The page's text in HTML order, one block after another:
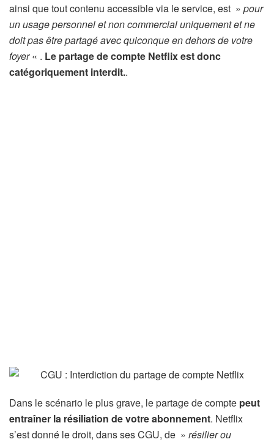
ainsi que tout contenu accessible via le service, est » pour
un usage personnel et non commercial uniquement et ne
doit pas être partagé avec quiconque en dehors de votre
foyer« . Le partage de compte Netflix est donc
catégoriquement interdit..
Dans le scénario le plus grave, le partage de compte peut
entraîner la résiliation de votre abonnement. Netflix
s’est donné le droit, dans ses CGU, de » résilier ou